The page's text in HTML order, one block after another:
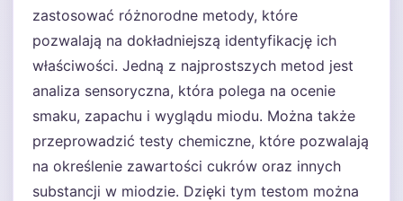
zastosować różnorodne metody, które
pozwalają na dokładniejszą identyfikację ich
właściwości. Jedną z najprostszych metod jest
analiza sensoryczna, która polega na ocenie
smaku, zapachu i wyglądu miodu. Można także
przeprowadzić testy chemiczne, które pozwalają
na określenie zawartości cukrów oraz innych
substancji w miodzie. Dzięki tym testom można